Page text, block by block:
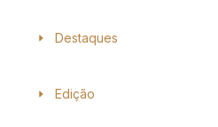
Destaques
Edição